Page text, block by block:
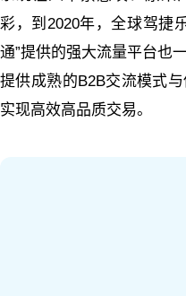
彩，到2020年，全球驾捷
通”提供的强大流量平台也
提供成熟的B2B交流模式
实现高效高品质交易。